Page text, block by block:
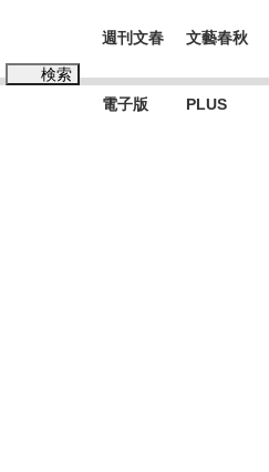
明かす...
検索
週刊文春
電子版
文藝春秋
PLUS